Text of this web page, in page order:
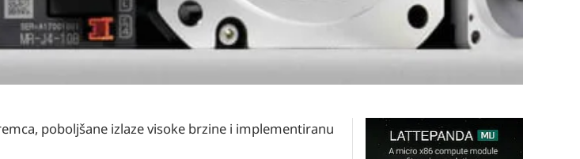
poboljšane izlaze visoke brzine i implementiranu